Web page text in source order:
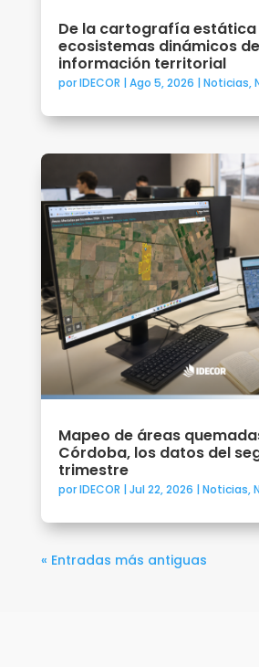
De la cartografía estática
ecosistemas dinámicos de
información territorial
porIDECOR | Ago 5, 2026 | Noticias,
Mapeo de áreas
Córdoba, los datos del
trimestre
porIDECOR | Jul 22, 2026 | Noticias,
« Entradas más antiguas